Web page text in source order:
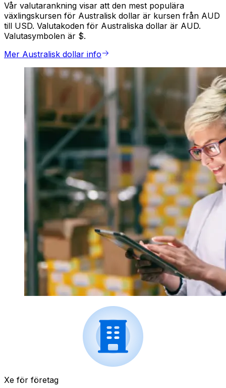
Vår valutarankning visar att den mest populära
växlingskursen för Australisk dollar är kursen från AUD
till USD. Valutakoden för Australiska dollar är AUD.
Valutasymbolen är $.
Mer Australisk dollar info
Xe för företag